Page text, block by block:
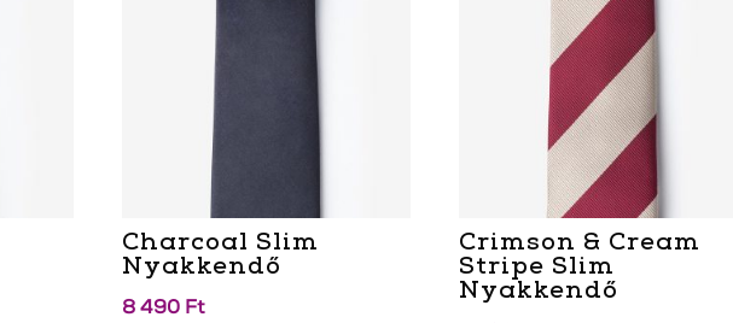
Charcoal Slim
Nyakkendő
8 490 Ft
Crimson & Cream
Stripe Slim
Nyakkendő